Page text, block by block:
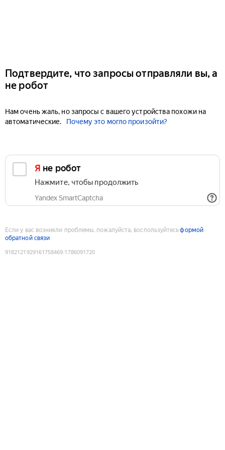
Подтвердите, что запросы отправляли вы, а
не робот
Нам очень жаль, но запросы с вашего устройства похожи на
автоматические.
Почему это могло произойти?
Я не робот
Нажмите, чтобы продолжить
Yandex SmartCaptcha
Если у вас возникли проблемы, пожалуйста, воспользуйтесьформой
обратной связи
9182121929161758469:1786091720